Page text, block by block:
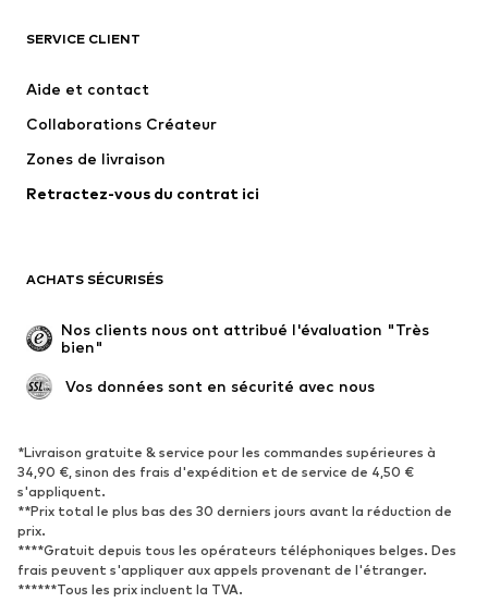
Nouveautés
Lingerie
Manteaux
Jupes
Occasions spéciales
Exclusif
Remise à neuf
Nouveautés
Tendance
Baskets
Bottines
Escarpins et talons hauts
Bottes
Sandales
Chaussures basses
Chaussures de sport
Ballerines
SERVICE CLIENT
Aide et contact
Collaborations Créateur
Zones de livraison
Retractez-vous du contrat ici
ACHATS SÉCURISÉS
Nos clients nous ont attribué l'évaluation "Très
bien"
Vos données sont en sécurité avec nous
*Livraison gratuite & service pour les commandes supérieures à
34,90 €, sinon des frais d'expédition et de service de 4,50 €
s'appliquent.
**Prix total le plus bas des 30 derniers jours avant la réduction de
prix.
****Gratuit depuis tous les opérateurs téléphoniques belges. Des
frais peuvent s'appliquer aux appels provenant de l'étranger.
******Tous les prix incluent la TVA.